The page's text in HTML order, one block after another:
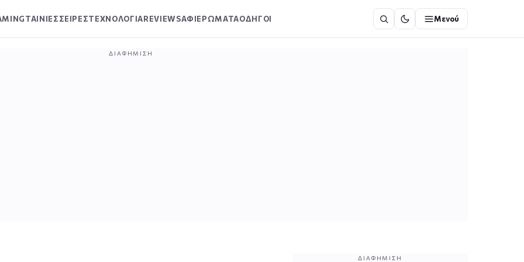
ΤΑΙΝΙΕΣΣΕΙΡΕΣΤΕΧΝΟΛΟΓΙΑREVIEWSΑΦΙΕΡΩΜΑΤΑΟΔΗΓΟΙ Μενού
ΔΙΑΦΉΜΙΣΗ
ΔΙΑΦΉΜΙΣΗ